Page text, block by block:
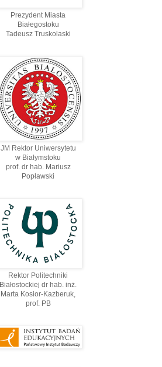
Prezydent Miasta
Białegostoku
Tadeusz Truskolaski
JM Rektor Uniwersytetu
w Białymstoku
prof. dr hab. Mariusz
Popławski
Rektor Politechniki
Białostockiej dr hab. inż.
Marta Kosior-Kazberuk,
prof. PВ